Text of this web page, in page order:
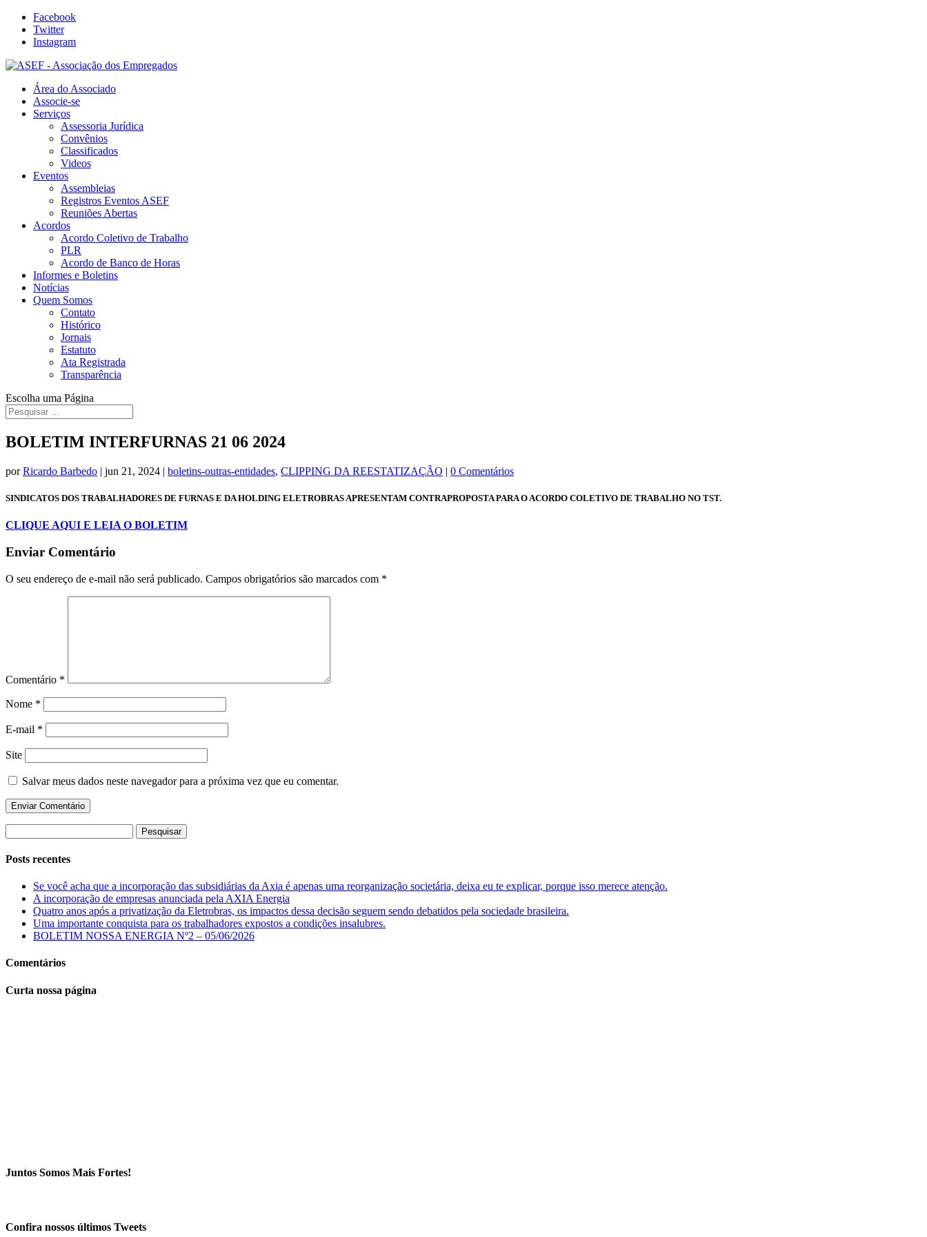
Facebook
Twitter
Instagram
Área do Associado
Associe-se
Serviços
Assessoria Jurídica
Convênios
Classificados
Videos
Eventos
Assembleias
Registros Eventos ASEF
Reuniões Abertas
Acordos
Acordo Coletivo de Trabalho
PLR
Acordo de Banco de Horas
Informes e Boletins
Notícias
Quem Somos
Contato
Histórico
Jornais
Estatuto
Ata Registrada
Transparência
Escolha uma Página
BOLETIM INTERFURNAS 21 06 2024
porRicardo Barbedo | jun 21, 2024 | boletins-outras-entidades, CLIPPING DA REESTATIZAÇÃO | 0 Comentários
SINDICATOS DOS TRABALHADORES DE FURNAS E DA HOLDING ELETROBRAS APRESENTAM CONTRAPROPOSTA PARA O ACORDO COLETIVO DE TRABALHO NO TST.
CLIQUE AQUI E LEIA O BOLETIM
Enviar Comentário
O seu endereço de e-mail não será publicado. Campos obrigatórios são marcados com *
Comentário *
Nome *
E-mail *
Site
Salvar meus dados neste navegador para a próxima vez que eu comentar.
por:
Posts recentes
Se você acha que a incorporação das subsidiárias da Axia é apenas uma reorganização societária, deixa eu te explicar, porque isso merece atenção.
A incorporação de empresas anunciada pela AXIA Energia
Quatro anos após a privatização da Eletrobras, os impactos dessa decisão seguem sendo debatidos pela sociedade brasileira.
Uma importante conquista para os trabalhadores expostos a condições insalubres.
BOLETIM NOSSA ENERGIA Nº2 – 05/06/2026
Comentários
Curta nossa página
Juntos Somos Mais Fortes!
Confira nossos últimos Tweets